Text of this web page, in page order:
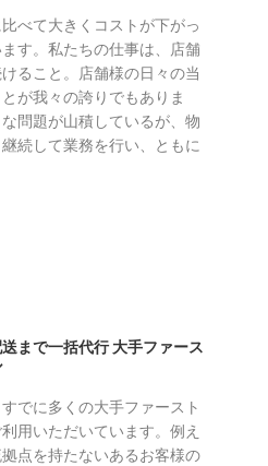
べて大きくコストが下がっ
す。私たちの仕事は、店舗
ること。店舗様の日々の当
が我々の誇りでもありま
問題が山積しているが、物
続して業務を行い、ともに
まで一括代行 大手ファース
でに多くの⼤⼿ファースト
⽤いただいています。例え
点を持たないあるお客様の